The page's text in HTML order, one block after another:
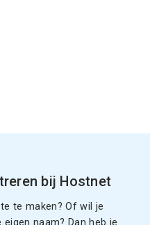
bij Hostnet
te maken? Of wil je